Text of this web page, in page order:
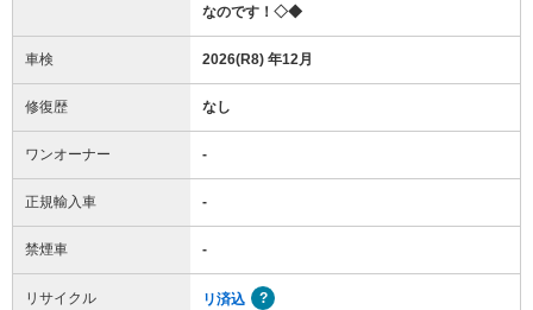
なのです！◇◆
車検 2026(R8) 年12月
修復歴 なし
ワンオーナー -
正規輸入車 -
禁煙車 -
リサイクル リ済込